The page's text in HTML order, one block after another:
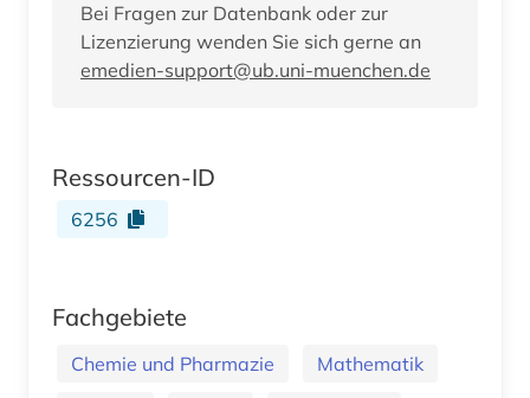
Bei Fragen zur Datenbank oder zur
Lizenzierung wenden Sie sich gerne an
emedien-support@ub.uni-muenchen.de
Ressourcen-ID
6256
Fachgebiete
Chemie und Pharmazie
Mathematik